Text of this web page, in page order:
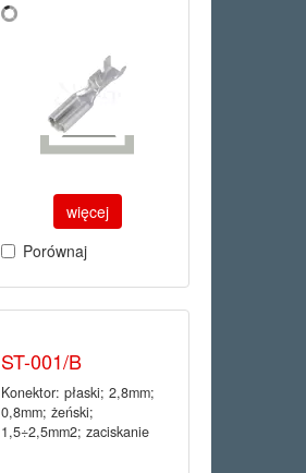
więcej
Porównaj
ST-001/B
Konektor: płaski; 2,8mm;
0,8mm; żeński;
1,5÷2,5mm2; zaciskanie